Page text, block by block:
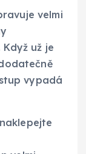
velmi
už je
vypadá